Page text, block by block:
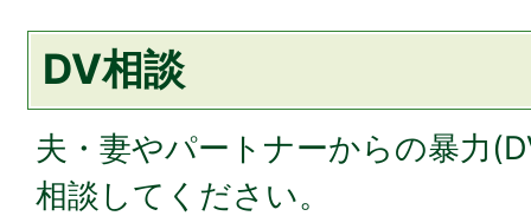
DV相談
夫・妻やパートナーからの暴力
相談してください。